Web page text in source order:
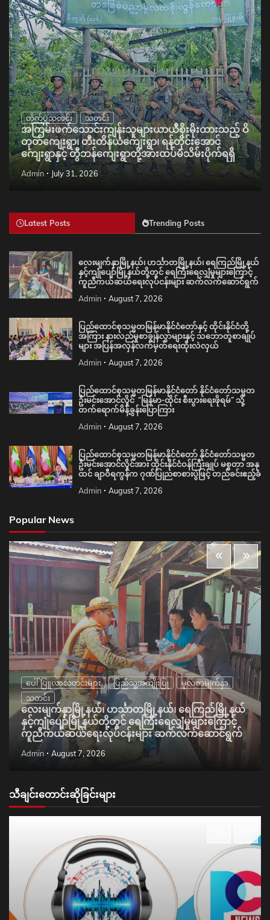
တိုက်ပွဲသတင်း သတင်း
အကြမ်းဖက်သောင်းကျန်းသူများယာယီစိုးမိုးထားသည့် ဝိ
တုတ်ကျေးရွာ၊ တီးတိန်ယံကျေးရွာ၊ ရန်တိုင်းအောင်
ကျေးရွာနှင့် တွီဘန်ကျေးရွာတို့အားထပ်မံသိမ်းပိုက်ရရှိ
Admin July 31, 2026
Latest Posts Trending Posts
လေးမျက်နှာမြို့နယ်၊ ဟင်္သာတမြို့နယ်၊ ရေကြည်မြို့နယ်
နှင့်ကျုံပျော်မြို့နယ်တို့တွင် ရေကြီးရေလျှံမှုများကြောင့်
ကူညီကယ်ဆယ်ရေးလုပ်ငန်းများ ဆက်လက်ဆောင်ရွက်
Admin August 7, 2026
ပြည်ထောင်စုသမ္မတမြန်မာနိုင်ငံတော်နှင့် ထိုင်းနိုင်ငံတို့
အကြား နားလည်မှုစာချွန်လွှာများနှင့် သဘောတူစာချုပ်
များ အပြန်အလှန်လက်မှတ်ရေးထိုးလဲလှယ်
Admin August 7, 2026
ပြည်ထောင်စုသမ္မတမြန်မာနိုင်ငံတော် နိုင်ငံတော်သမ္မတ
ဦးမင်းအောင်လှိုင် “မြန်မာ-ထိုင်း စီးပွားရေးဖိုရမ်” သို့
တက်ရောက်မိန့်ခွန်းပြောကြား
Admin August 7, 2026
ပြည်ထောင်စုသမ္မတမြန်မာနိုင်ငံတော် နိုင်ငံတော်သမ္မတ
ဦးမင်းအောင်လှိုင်အား ထိုင်းနိုင်ငံဝန်ကြီးချုပ် မစ္စတာ အနု
ထင် ချာဝီရကွန်က ဂုဏ်ပြုညစာစားပွဲဖြင့် တည်ခင်းဧည့်ခံ
Admin August 7, 2026
Popular News
ပေါ်ပြူလာသတင်းများ ပြည်သူ့အကျိုးပြု
မူလစာမျက်နှာ
သတင်း
လေးမျက်နှာမြို့နယ်၊ ဟင်္သာတမြို့နယ်၊ ရေကြည်မြို့နယ်
နှင့်ကျုံပျော်မြို့နယ်တို့တွင် ရေကြီးရေလျှံမှုများကြောင့်
ကူညီကယ်ဆယ်ရေးလုပ်ငန်းများ ဆက်လက်ဆောင်ရွက်
Admin August 7, 2026
သီချင်းတောင်းဆိုခြင်းများ